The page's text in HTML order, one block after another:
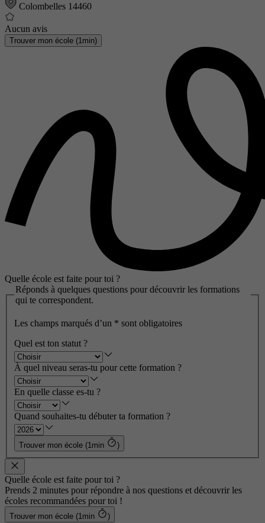
Colombelles 14460
Aucun avis
Trouver mon école (1min)
Quelle école est faite pour toi ?
Réponds à quelques questions pour découvrir les formations
qui te correspondent.
Les champs marqués d’un * sont obligatoires
Quel est ton statut ?
À quel niveau seras-tu pour cette formation ?
En quelle classe es-tu ?
Quand souhaites-tu débuter ta formation ?
Trouver mon école (1min )
Quelle école est faite pour toi ?
Prends 2 minutes pour répondre à nos questions et découvrir les
écoles recommandées pour toi !
Trouver mon école (1min )